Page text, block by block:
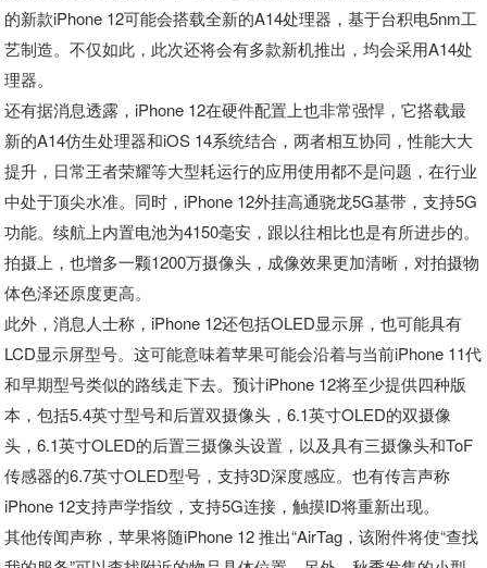
的新款iPhone 12可能会搭载全新的A14处理器，基于台积电5nm工
艺制造。不仅如此，此次还将会有多款新机推出，均会采用A14处
理器。
还有据消息透露，iPhone 12在硬件配置上也非常强悍，它搭载最
新的A14仿生处理器和iOS 14系统结合，两者相互协同，性能大大
提升，日常王者荣耀等大型耗运行的应用使用都不是问题，在行业
中处于顶尖水准。同时，iPhone 12外挂高通骁龙5G基带，支持5G
功能。续航上内置电池为4150毫安，跟以往相比也是有所进步的。
拍摄上，也增多一颗1200万摄像头，成像效果更加清晰，对拍摄物
体色泽还原度更高。
此外，消息人士称，iPhone 12还包括OLED显示屏，也可能具有
LCD显示屏型号。这可能意味着苹果可能会沿着与当前iPhone 11代
和早期型号类似的路线走下去。预计iPhone 12将至少提供四种版
本，包括5.4英寸型号和后置双摄像头，6.1英寸OLED的双摄像
头，6.1英寸OLED的后置三摄像头设置，以及具有三摄像头和ToF
传感器的6.7英寸OLED型号，支持3D深度感应。也有传言声称
iPhone 12支持声学指纹，支持5G连接，触摸ID将重新出现。
其他传闻声称，苹果将随iPhone 12 推出“AirTag，该附件将使“查找